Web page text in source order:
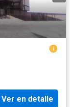
Ver en detalle